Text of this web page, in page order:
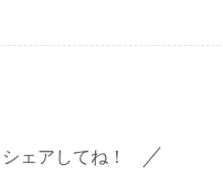
ェアしてね！